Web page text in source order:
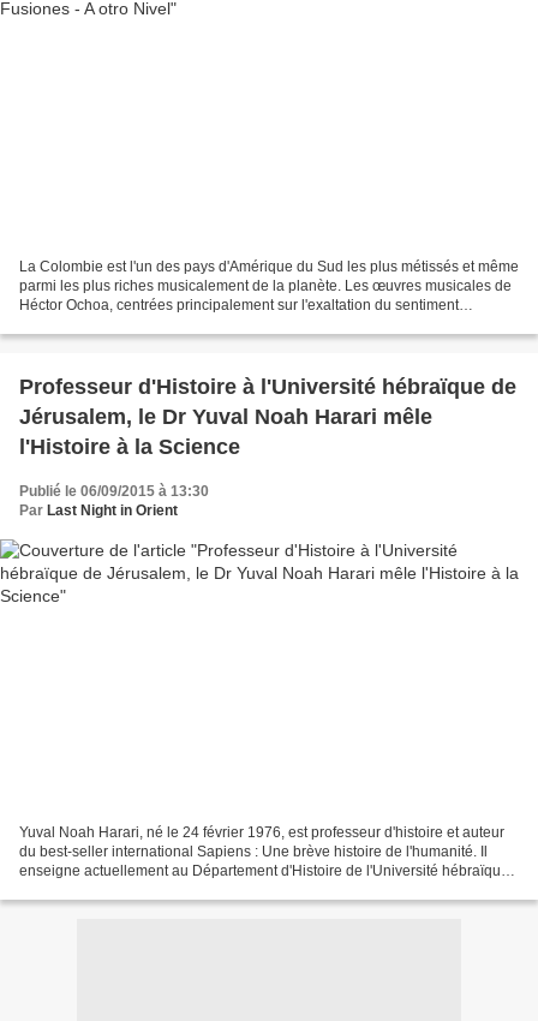
La Colombie est l'un des pays d'Amérique du Sud les plus métissés et même
parmi les plus riches musicalement de la planète. Les œuvres musicales de
Héctor Ochoa, centrées principalement sur l'exaltation du sentiment
Professeur d'Histoire à l'Université hébraïque de
Jérusalem, le Dr Yuval Noah Harari mêle
l'Histoire à la Science
Publié le 06/09/2015 à 13:30
Par Last Night in Orient
Yuval Noah Harari, né le 24 février 1976, est professeur d'histoire et auteur
du best-seller international Sapiens : Une brève histoire de l'humanité. Il
enseigne actuellement au Département d'Histoire de l'Université hébraïque